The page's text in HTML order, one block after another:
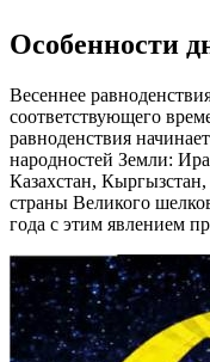
Особенности
Весеннее
соответствующего
равноденствия
народностей Земли:
Казахстан,
страны Великого
года с этим явлением